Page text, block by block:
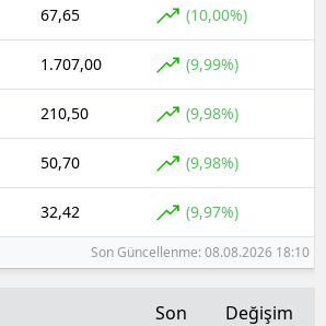
67,65 (10,00%)
1.707,00 (9,99%)
210,50 (9,98%)
50,70 (9,98%)
32,42 (9,97%)
Son Güncellenme: 08.08.2026 18:10
Son Değişim